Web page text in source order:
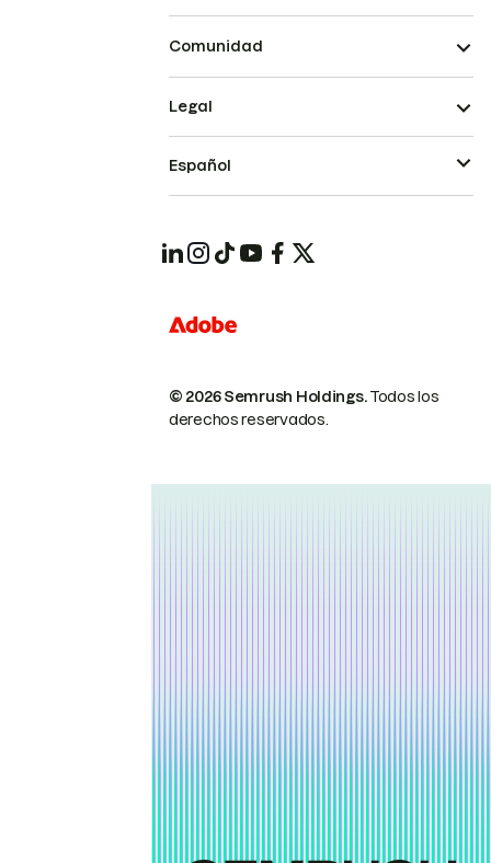
Comunidad
© 2026 Semrush Holdings.Todos los
derechos reservados.
Legal
Español